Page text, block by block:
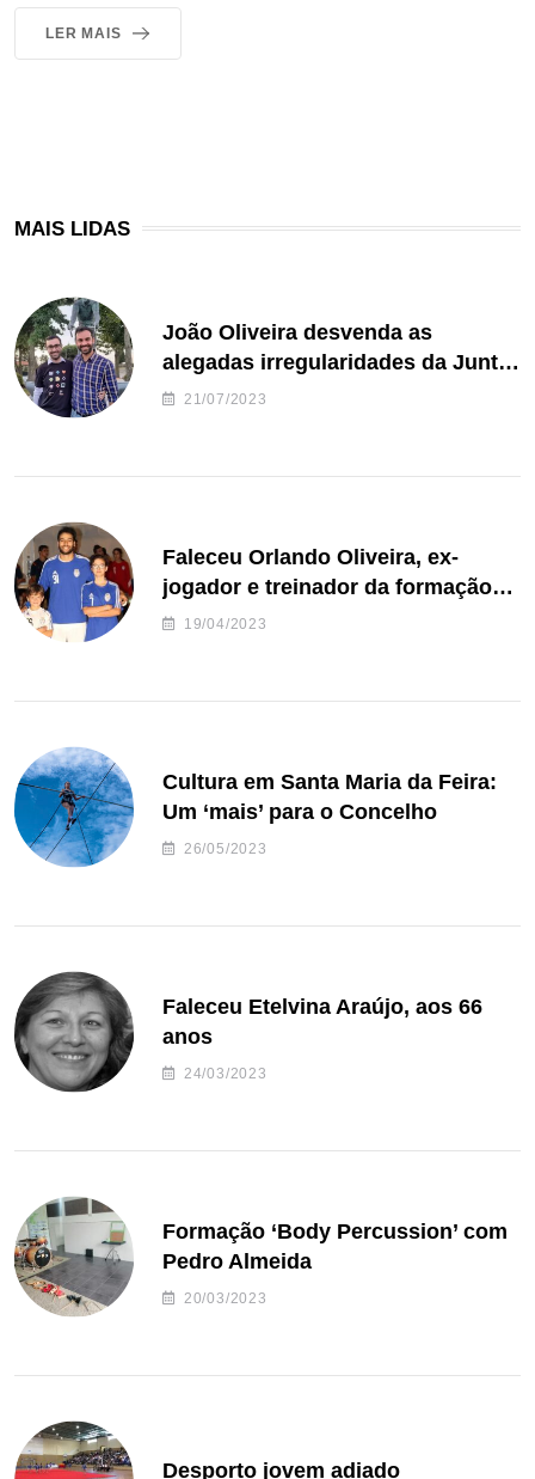
LER MAIS
MAIS LIDAS
João Oliveira desvenda as
alegadas irregularidades da Junta
de Freguesia S. João de Ver
21/07/2023
Faleceu Orlando Oliveira, ex-
jogador e treinador da formação
de andebol do Feirense
19/04/2023
Cultura em Santa Maria da Feira:
Um ‘mais’ para o Concelho
26/05/2023
Faleceu Etelvina Araújo, aos 66
anos
24/03/2023
Formação ‘Body Percussion’ com
Pedro Almeida
20/03/2023
Desporto jovem adiado